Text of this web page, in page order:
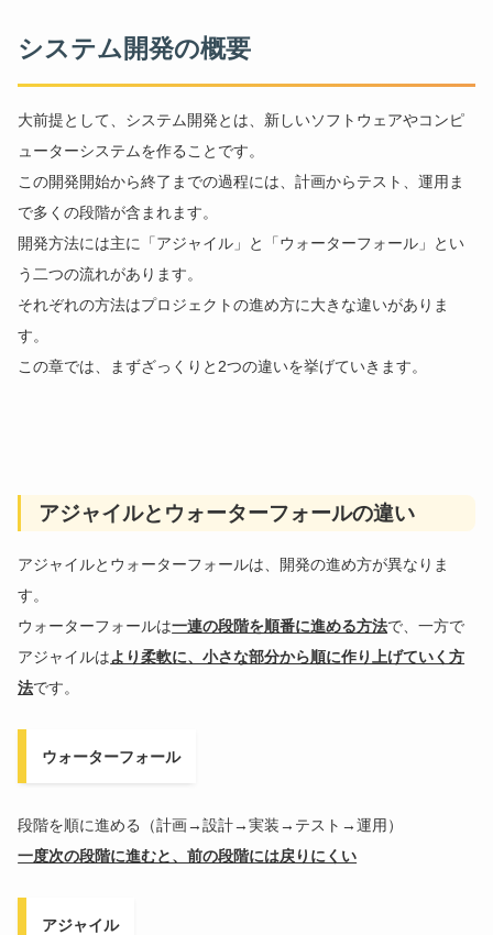
システム開発の概要
大前提として、システム開発とは、新しいソフトウェアやコンピ
ューターシステムを作ることです。
この開発開始から終了までの過程には、計画からテスト、運用ま
で多くの段階が含まれます。
開発方法には主に「アジャイル」と「ウォーターフォール」とい
う二つの流れがあります。
それぞれの方法はプロジェクトの進め方に大きな違いがありま
す。
この章では、まずざっくりと2つの違いを挙げていきます。
アジャイルとウォーターフォールの違い
アジャイルとウォーターフォールは、開発の進め方が異なりま
す。
ウォーターフォールは一連の段階を順番に進める方法で、一方で
アジャイルはより柔軟に、小さな部分から順に作り上げていく方
法です。
ウォーターフォール
段階を順に進める（計画→設計→実装→テスト→運用）
一度次の段階に進むと、前の段階には戻りにくい
アジャイル